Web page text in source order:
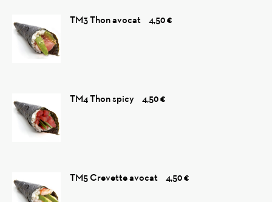
TM3 Thon avocat 4,50 €
TM4 Thon spicy 4,50 €
TM5 Crevette avocat 4,50 €